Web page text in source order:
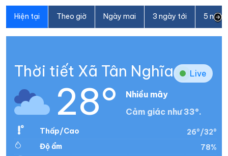
Hiện tại Theo giờ Ngày mai 3 ngày tới 5
Thời tiết Xã Tân Nghĩa Live
28°
Nhiều mây
Cảm giác như 33°.
Thấp/Cao
26°/32°
Độ ẩm
78%